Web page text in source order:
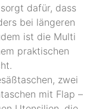
dafür, dass
bei längeren
ist die Multi
praktischen
zwei
mit Flap –